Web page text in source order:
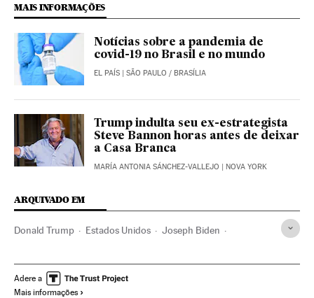
MAIS INFORMAÇÕES
Notícias sobre a pandemia de
covid-19 no Brasil e no mundo
EL PAÍS | SÃO PAULO / BRASÍLIA
Trump indulta seu ex-estrategista
Steve Bannon horas antes de deixar
a Casa Branca
MARÍA ANTONIA SÁNCHEZ-VALLEJO | NOVA YORK
ARQUIVADO EM
Donald Trump Estados Unidos Joseph Biden
América Eleições EUA 2020
Adere a
Mais informações